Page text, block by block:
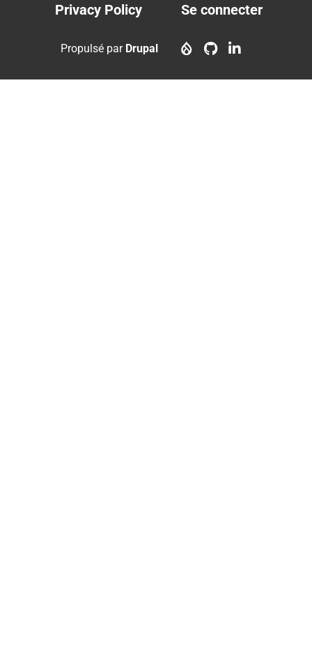
Footer
menu
Privacy Policy
account
Se connecter
Propulsé par Drupal